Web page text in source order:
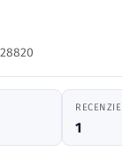
RECENZIE
1